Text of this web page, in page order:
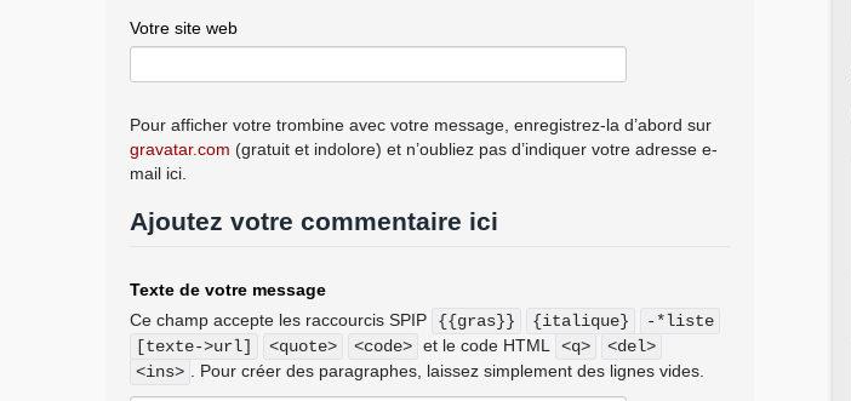
Votre site web
Pour afficher votre trombine avec votre message, enregistrez-la d’abord sur
gravatar.com (gratuit et indolore) et n’oubliez pas d’indiquer votre adresse e-
mail ici.
Ajoutez votre commentaire ici
Texte de votre message
Ce champ accepte les raccourcis SPIP
{{gras}} {italique}
-*liste
[texte->url]
<quote> <code> et le code HTML <q>
<del>
<ins>
. Pour créer des paragraphes, laissez simplement des lignes vides.